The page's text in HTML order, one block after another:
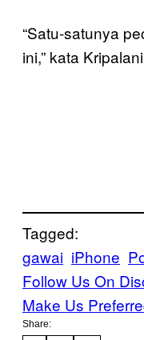
“Satu-satunya
ini,” kata
Tagged:
gawai iPhone
Follow Us On
Make Us
Share: